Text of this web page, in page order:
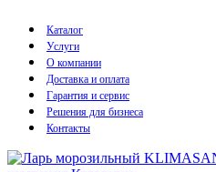
Каталог
Услуги
О компании
Доставка и оплата
Гарантия и сервис
Решения для бизнеса
Контакты